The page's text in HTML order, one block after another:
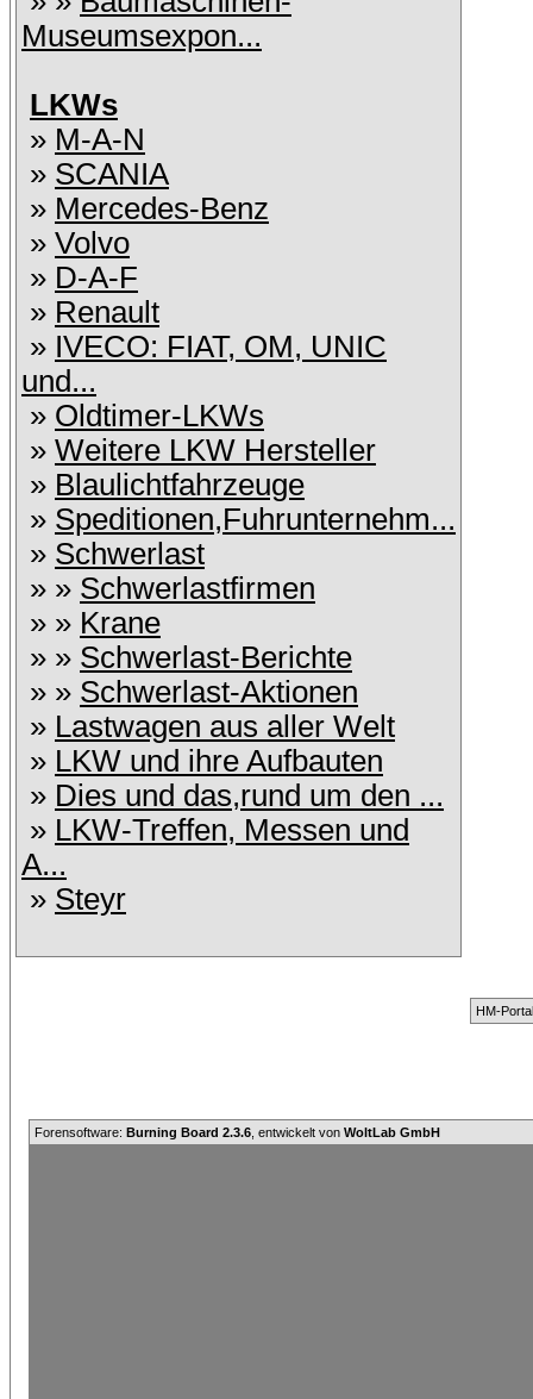
Museumsexpon...
LKWs
» M-A-N
» SCANIA
» Mercedes-Benz
» Volvo
» D-A-F
» Renault
» IVECO: FIAT, OM, UNIC
und...
» Oldtimer-LKWs
» Weitere LKW Hersteller
» Blaulichtfahrzeuge
» Speditionen,Fuhrunternehm...
» Schwerlast
» » Schwerlastfirmen
» » Krane
» » Schwerlast-Berichte
» » Schwerlast-Aktionen
» Lastwagen aus aller Welt
» LKW und ihre Aufbauten
» Dies und das,rund um den ...
» LKW-Treffen, Messen und
A...
» Steyr
HM-
Forensoftware: Burning Board 2.3.6 , entwickelt von WoltLab GmbH